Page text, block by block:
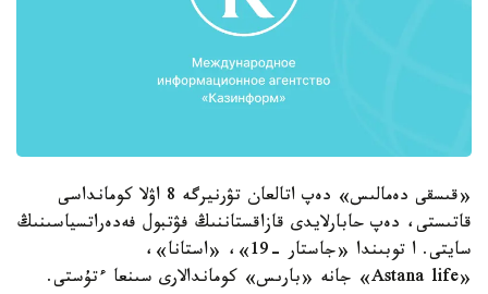
«قىسقى دەمالىس» دەپ اتالعان تۋرنيرگە 8 اۋلا كومانداسى
قاتىستى، دەپ حابارلايدى قازاقستاننىڭ فۋتبول فەدەراتسياسىنىڭ
سايتى. ا توبىندا «جاستار -19»، «استانا»،
«Astana life» جانە «بارىس» كوماندالارى سىنعا ءتۇستى.